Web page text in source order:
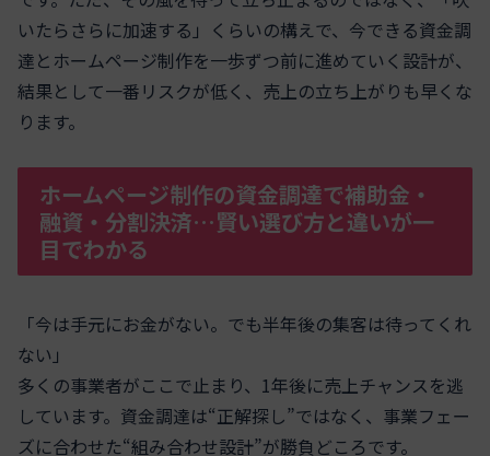
いたらさらに加速する」くらいの構えで、今できる資金調
達とホームページ制作を一歩ずつ前に進めていく設計が、
結果として一番リスクが低く、売上の立ち上がりも早くな
ります。
ホームページ制作の資金調達で補助金・
融資・分割決済…賢い選び方と違いが一
目でわかる
「今は手元にお金がない。でも半年後の集客は待ってくれ
ない」
多くの事業者がここで止まり、1年後に売上チャンスを逃
しています。資金調達は“正解探し”ではなく、事業フェー
ズに合わせた“組み合わせ設計”が勝負どころです。